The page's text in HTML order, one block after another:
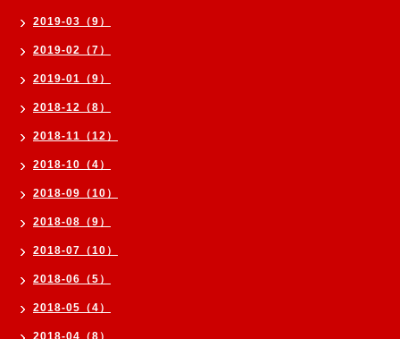
2019-03（9）
2019-02（7）
2019-01（9）
2018-12（8）
2018-11（12）
2018-10（4）
2018-09（10）
2018-08（9）
2018-07（10）
2018-06（5）
2018-05（4）
2018-04（8）